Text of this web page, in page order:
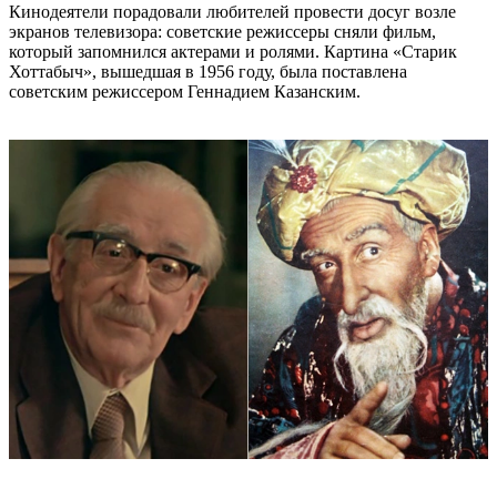
Кинодеятели порадовали любителей провести досуг возле
экранов телевизора: советские режиссеры сняли фильм,
который запомнился актерами и ролями. Картина «Старик
Хоттабыч», вышедшая в 1956 году, была поставлена
советским режиссером Геннадием Казанским.